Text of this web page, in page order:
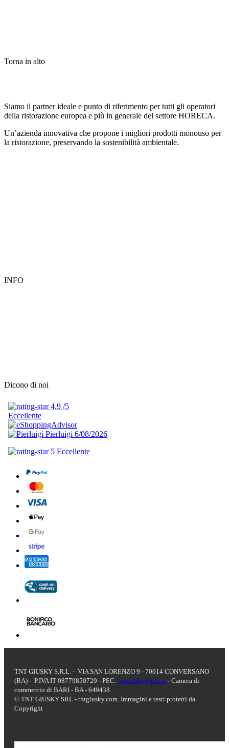
Torna in alto
Siamo il partner ideale e punto di riferimento per tutti gli operatori
della ristorazione europea e più in generale del settore HORECA.
Un’azienda innovativa che propone i migliori prodotti monouso per
la ristorazione, preservando la sostenibilità ambientale.
INFO
Dicono di noi
TNT GIUSKY S.R.L. - VIA SAN LORENZO 9 - 70014 CONVERSANO
(BA) - P.IVA IT 08779850729 - PEC: tntgiusky@pec.it - Camera di
commercio di BARI - BA - 649438
© TNT GIUSKY SRL - tntgiusky.com. Immagini e testi protetti da
Copyright